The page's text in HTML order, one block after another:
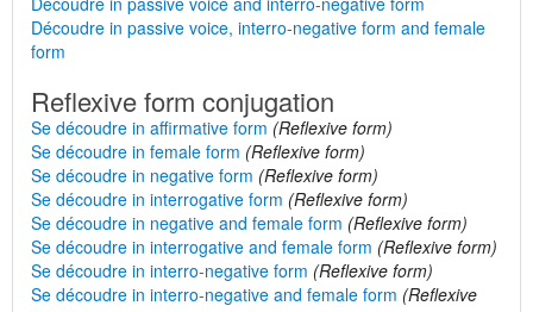
Découdre in passive voice, interro-negative form and female
form
Reflexive form conjugation
Se découdre in affirmative form (Reflexive form)
Se découdre in female form (Reflexive form)
Se découdre in negative form (Reflexive form)
Se découdre in interrogative form (Reflexive form)
Se découdre in negative and female form (Reflexive form)
Se découdre in interrogative and female form (Reflexive form)
Se découdre in interro-negative form (Reflexive form)
Se découdre in interro-negative and female form (Reflexive